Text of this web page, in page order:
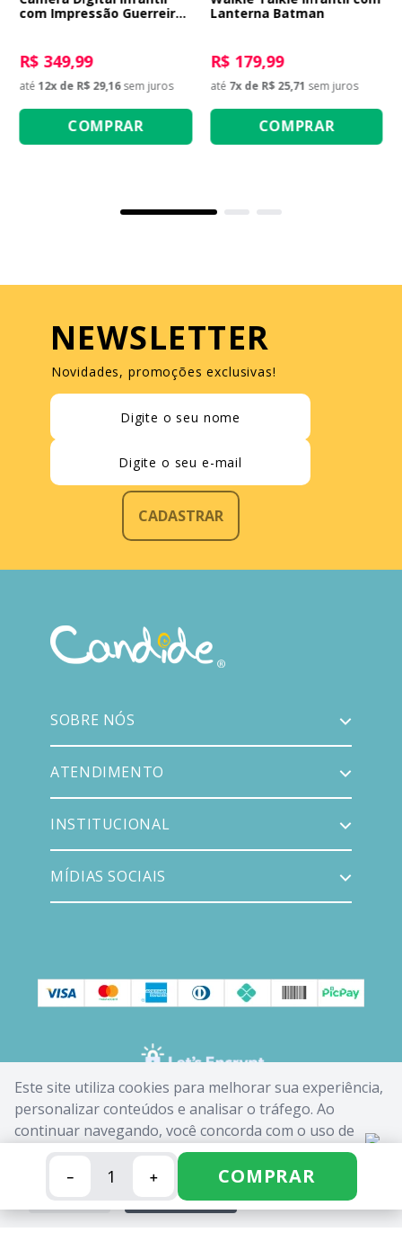
Este site utiliza cookies para melhorar sua experiência,
personalizar conteúdos e analisar o tráfego. Ao
continuar navegando, você concorda com o uso de
cookies. Saiba mais em nossaPolítica de Cookies.
ACEITAR
＋
－ COMPRAR
com Impressão Guerreiras
R$ 349,99
até 12x de R$ 29,16 sem juros
COMPRAR
Lanterna Batman
R$ 179,99
até 7x de R$ 25,71 sem juros
COMPRAR
NEWSLETTER
Novidades, promoções exclusivas!
CADASTRAR
SOBRE NÓS
ATENDIMENTO
INSTITUCIONAL
MÍDIAS SOCIAIS